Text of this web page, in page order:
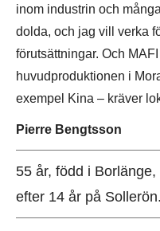
inom industrin och
dolda, och jag vill verka
förutsättningar. Och
huvudproduktionen i
exempel Kina – kräver
Pierre Bengtsson
55 år, född i
efter 14 år på Sollerön.